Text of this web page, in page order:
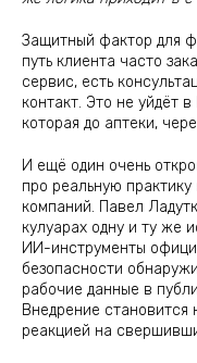
Защитный фактор для
путь клиента часто
сервис, есть
контакт. Это не уйдёт
которая до аптеки,
И ещё один очень
про реальную
компаний. Павел
кулуарах одну и ту же
ИИ-инструменты
безопасности
рабочие данные в
Внедрение
реакцией на